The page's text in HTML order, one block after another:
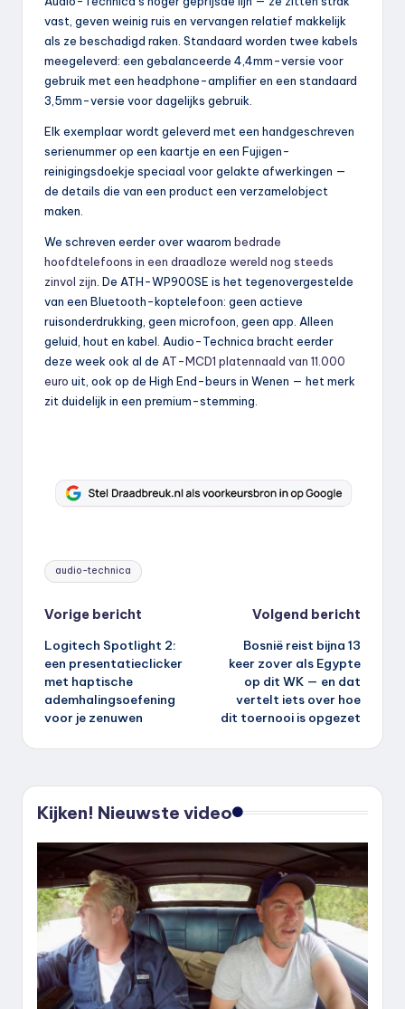
vast, geven weinig ruis en vervangen relatief makkelijk
als ze beschadigd raken. Standaard worden twee kabels
meegeleverd: een gebalanceerde 4,4mm-versie voor
gebruik met een headphone-amplifier en een standaard
3,5mm-versie voor dagelijks gebruik.
Elk exemplaar wordt geleverd met een handgeschreven
serienummer op een kaartje en een Fujigen-
reinigingsdoekje speciaal voor gelakte afwerkingen —
de details die van een product een verzamelobject
maken.
We schreven eerder over waarom bedrade
hoofdtelefoons in een draadloze wereld nog steeds
zinvol zijn . De ATH-WP900SE is het tegenovergestelde
van een Bluetooth-koptelefoon: geen actieve
ruisonderdrukking, geen microfoon, geen app. Alleen
geluid, hout en kabel. Audio-Technica bracht eerder
deze week ook al de AT-MCD1 platennaald van 11.000
euro uit, ook op de High End-beurs in Wenen — het merk
zit duidelijk in een premium-stemming.
Tags:
audio-technica
Bericht
navigatie
Vorige bericht
Logitech Spotlight 2:
een presentatieclicker
met haptische
ademhalingsoefening
voor je zenuwen
Volgend bericht
Bosnië reist bijna 13
keer zover als Egypte
op dit WK — en dat
vertelt iets over hoe
dit toernooi is opgezet
Kijken! Nieuwste video